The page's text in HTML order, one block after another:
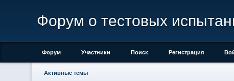
Форум о тестовых
Форум Участники Поиск Регистрация
Активные темы